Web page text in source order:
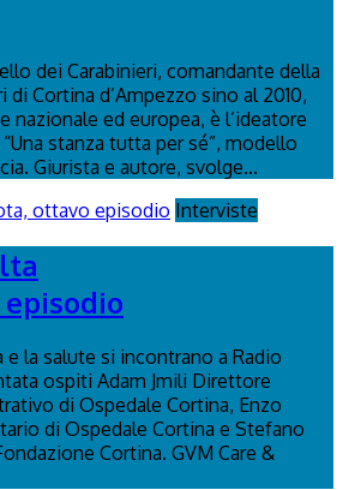
dei Carabinieri, comandante della
di Cortina d’Ampezzo sino al 2010,
nazionale ed europea, è l’ideatore
stanza tutta per sé”, modello
Giurista e autore, svolge...
Interviste
la salute si incontrano a Radio
ospiti Adam Jmili Direttore
di Ospedale Cortina, Enzo
di Ospedale Cortina e Stefano
Cortina. GVM Care &